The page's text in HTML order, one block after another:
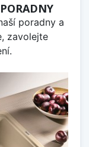
poradny a
zavolejte